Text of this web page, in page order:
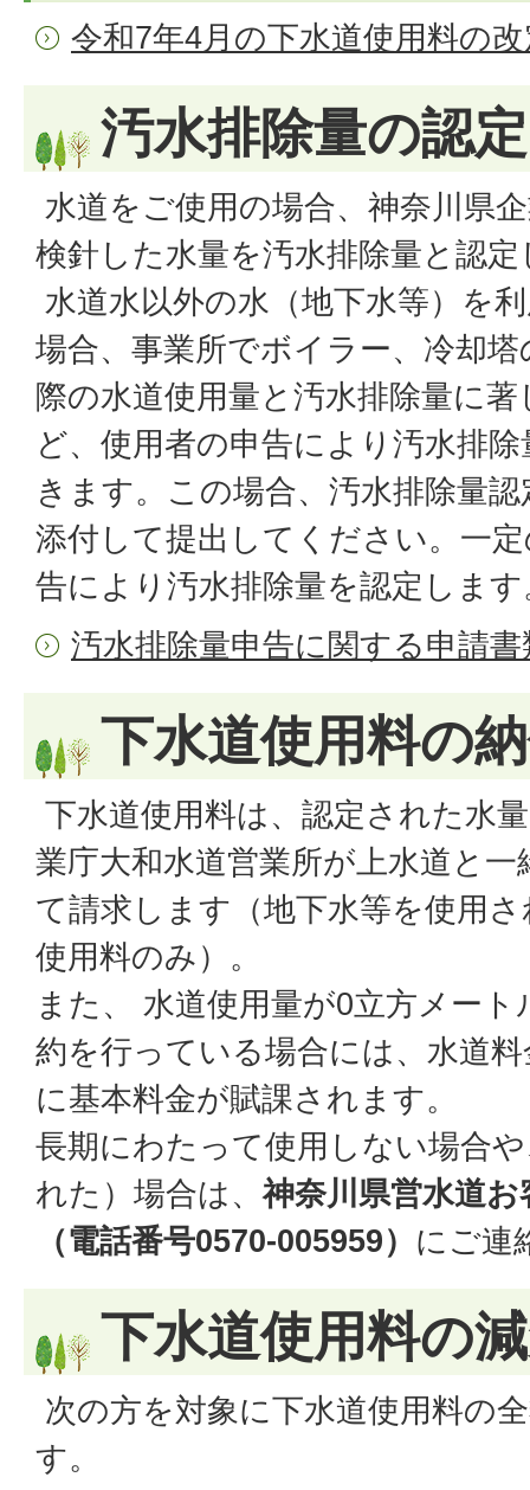
令和7年4月の下水道使用料の
汚水排除量の認定
水道をご使用の場合、神奈川県
検針した水量を汚水排除量と認
水道水以外の水（地下水等）を
場合、事業所でボイラー、冷却
際の水道使用量と汚水排除量に
ど、使用者の申告により汚水排
きます。この場合、汚水排除量
添付して提出してください。一
告により汚水排除量を認定します
汚水排除量申告に関する申請書
下水道使用料の
下水道使用料は、認定された水
業庁大和水道営業所が上水道と
て請求します（地下水等を使用
使用料のみ）。
また、 水道使用量が0立方メー
約を行っている場合には、水道
に基本料金が賦課されます。
長期にわたって使用しない場合
れた）場合は、神奈川県営水道
（電話番号0570‐005959） にご連
下水道使用料の
次の方を対象に下水道使用料の
す。